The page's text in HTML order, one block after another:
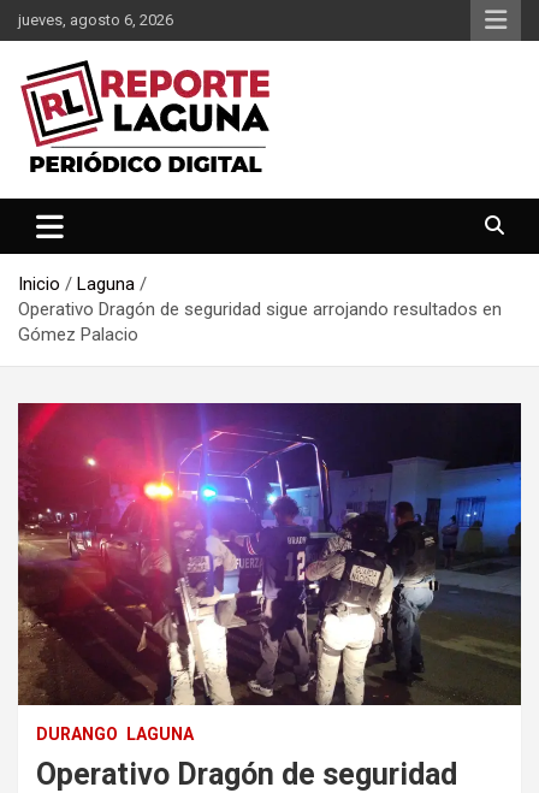
Saltar
al
contenido
jueves, agosto 6, 2026
Reporte Laguna
Inicio
Laguna
Operativo Dragón de seguridad sigue arrojando resultados en
Gómez Palacio
DURANGO LAGUNA
Operativo Dragón de seguridad